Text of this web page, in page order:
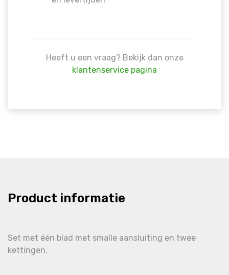
Heeft u een vraag? Bekijk dan onze
klantenservice pagina
Product informatie
Set met één blad met smalle aansluiting en twee
kettingen.